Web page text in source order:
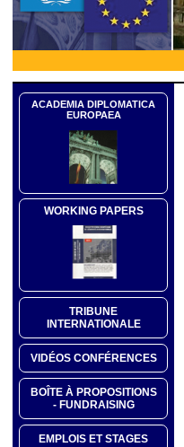
ACADEMIA DIPLOMATICA
EUROPAEA
WORKING PAPERS
TRIBUNE
INTERNATIONALE
VIDÉOS CONFÉRENCES
BOÎTE À PROPOSITIONS
- FUNDRAISING
EMPLOIS ET STAGES